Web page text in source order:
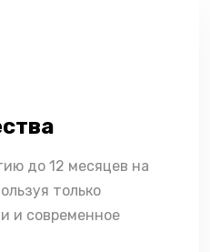
до 12 месяцев на
только
и современное